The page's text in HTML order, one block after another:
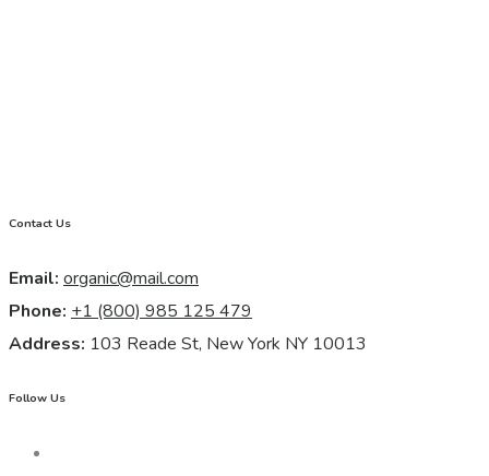
Contact Us
Email: organic@mail.com
Phone: +1 (800) 985 125 479
Address: 103 Reade St, New York NY 10013
Follow Us